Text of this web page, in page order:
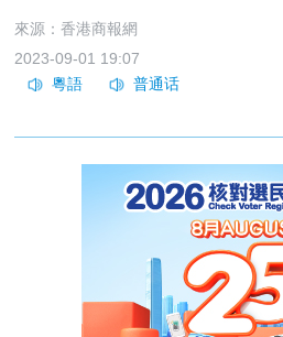
來源：香港商報網
2023-09-01 19:07